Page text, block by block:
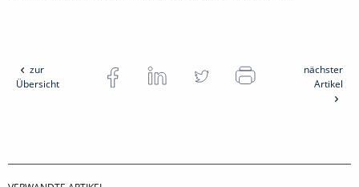
zur
Übersicht
nächster
Artikel